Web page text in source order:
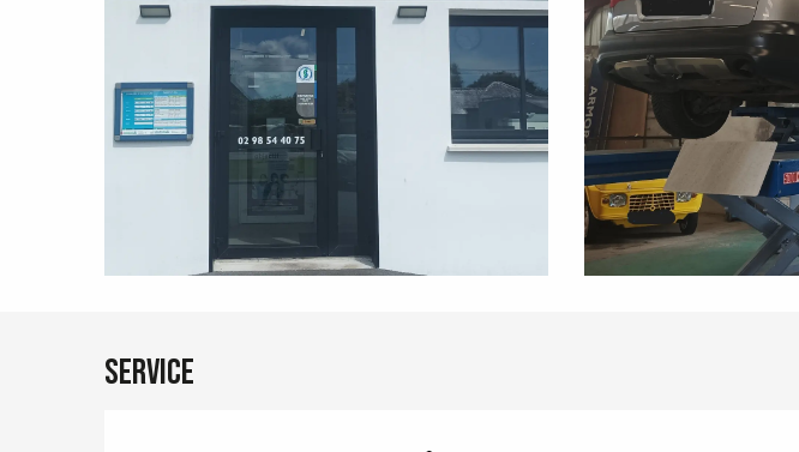
Service